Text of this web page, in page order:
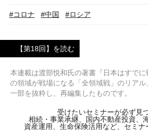
#コロナ #中国 #ロシア
【第18回】を読む
本連載は渡部悦和氏の著書『日本はすで
の領域が戦場になる「全領域戦」のリアル
一部を抜粋し、再編集したものです。
受けたいセミナーが必ず見
相続・事業承継、国内不動産投資、
資産運用、生命保険活用など、セミナ